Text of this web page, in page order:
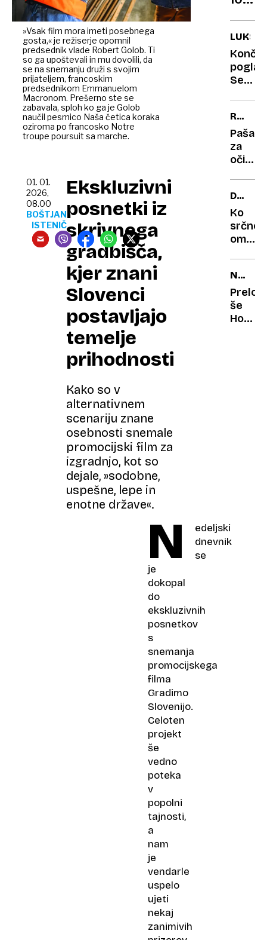
»Vsak film mora imeti posebnega
gosta,« je režiserje opomnil
predsednik vlade Robert Golob. Ti
so ga upoštevali in mu dovolili, da
se na snemanju druži s svojim
prijateljem, francoskim
predsednikom Emmanuelom
Macronom. Prešerno ste se
zabavala, sploh ko ga je Golob
naučil pesmico Naša četica koraka
oziroma po francosko Notre
troupe poursuit sa marche.
Ekskluzivni
posnetki iz
skrivnega
gradbišča,
kjer znani
Slovenci
postavljajo
temelje
prihodnosti
Kako so v
alternativnem
scenariju znane
osebnosti snemale
promocijski film za
izgradnjo, kot so
dejale, »sodobne,
uspešne, lepe in
enotne države«.
01. 01.
2026,
08.00
BOŠTJAN
ISTENIČ
N
edeljski
dnevnik
se
je
dokopal
do
ekskluzivnih
posnetkov
s
snemanja
promocijskega
filma
Gradimo
Slovenijo.
Celoten
projekt
še
vedno
poteka
v
popolni
tajnosti,
a
nam
je
vendarle
uspelo
ujeti
nekaj
zanimivih
mir
za
v
PET
Paša
za
oči
leta:
5
krajev,
kjer
v
stilu
LETO
2025
Ko
omili
bi
objela,
stisnila
k
FILMI
V
2025,
še